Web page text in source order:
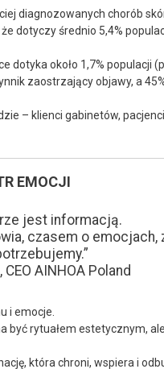
diagnozowanych chorób
dotyczy średnio 5,4%
dotyka około 1,7%
zaostrzający objawy, a
– klienci gabinetów,
EMOCJI
jest informacją.
czasem o
AINHOA Poland
i emocje.
być rytuałem estetycznym,
która chroni, wspiera i